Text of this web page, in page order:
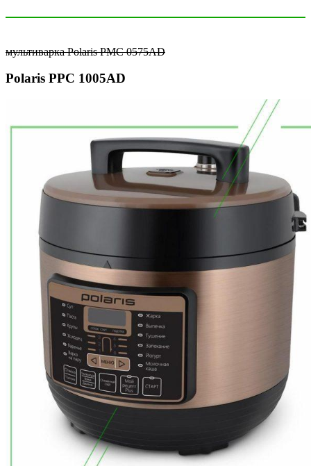
мультиварка Polaris PMC 0575AD
Polaris PPC 1005AD